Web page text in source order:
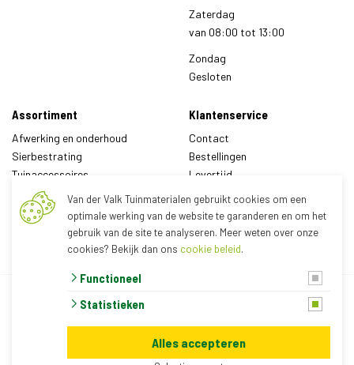
Zaterdag
van 08:00 tot 13:00
Zondag
Gesloten
Assortiment
Afwerking en onderhoud
Sierbestrating
Tuinaccessoires
Tuinafscheidingen
Tuinhout
Tuinverblijven
Tuinverlichting
Klantenservice
Contact
Bestellingen
Levertijd
Leveringsvoorwaarden
Algemene voorwaarden
Garantie
Tips en adviezen
© 2026 Van der Valk Tuinmaterialen
privacy verklaring
Van der Valk Tuinmaterialen gebruikt cookies om een
optimale werking van de website te garanderen en om het
gebruik van de site te analyseren. Meer weten over onze
cookies? Bekijk dan ons cookie beleid.
Functioneel
Statistieken
Alles accepteren